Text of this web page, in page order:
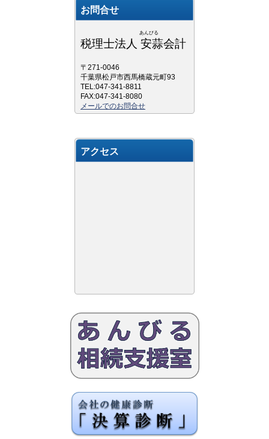
お問合せ
あんびる
税理士法人 安蒜会計
〒271-0046
千葉県松戸市西馬橋蔵元町93
TEL:047-341-8811
FAX:047-341-8080
メールでのお問合せ
アクセス